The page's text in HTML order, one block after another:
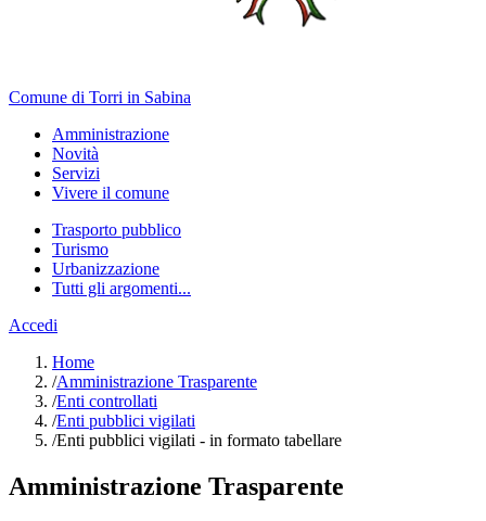
Comune di Torri in Sabina
Amministrazione
Novità
Servizi
Vivere il comune
Trasporto pubblico
Turismo
Urbanizzazione
Tutti gli argomenti...
Accedi
Home
/Amministrazione Trasparente
/Enti controllati
/Enti pubblici vigilati
/Enti pubblici vigilati - in formato tabellare
Amministrazione Trasparente